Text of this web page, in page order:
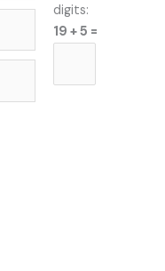
digits:
19 + 5 =